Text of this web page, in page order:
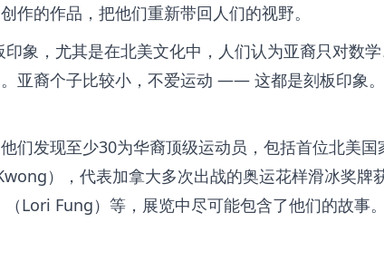
作的作品，把他们重新带回人们的视野。
象，尤其是在北美文化中，人们认为亚裔只对数
亚裔个子比较小，不爱运动 —— 这都是刻板印象。
们发现至少30为华裔顶级运动员，包括首位北美
），代表加拿大多次出战的奥运花样滑冰奖牌
Lori Fung）等，展览中尽可能包含了他们的故事。